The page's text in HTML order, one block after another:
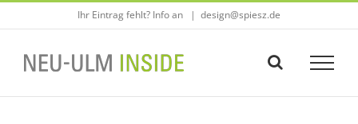
Zum
Ihr Eintrag fehlt? Info an | design@spiesz.de